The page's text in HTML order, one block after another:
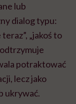
lub
dialog typu:
teraz”, „jakoś to
potraktować
lecz jako
ukrywać.